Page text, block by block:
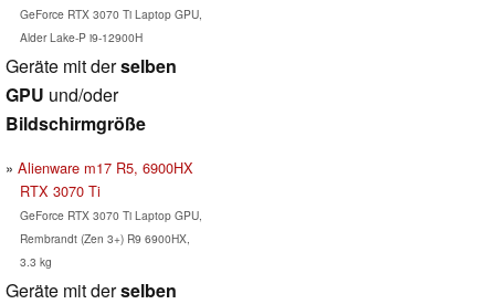
GeForce RTX 3070 Ti Laptop GPU,
Alder Lake-P i9-12900H
Geräte mit derselben
GPU und/oder
Bildschirmgröße
Alienware m17 R5, 6900HX
RTX 3070 Ti
GeForce RTX 3070 Ti Laptop GPU,
Rembrandt (Zen 3+) R9 6900HX,
3.3 kg
Geräte mit derselben